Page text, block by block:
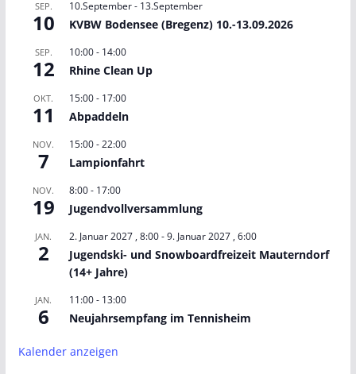
SEP.
10
10.September- 13.September
KVBW Bodensee (Bregenz) 10.-13.09.2026
SEP.
12
10:00- 14:00
Rhine Clean Up
OKT.
11
15:00- 17:00
Abpaddeln
NOV.
7
15:00-22:00
Lampionfahrt
NOV.
19
8:00- 17:00
Jugendvollversammlung
JAN.
2
2. Januar 2027 , 8:00-9. Januar 2027 , 6:00
Jugendski- und Snowboardfreizeit Mauterndorf
(14+ Jahre)
JAN.
6
11:00- 13:00
Neujahrsempfang im Tennisheim
Kalender anzeigen